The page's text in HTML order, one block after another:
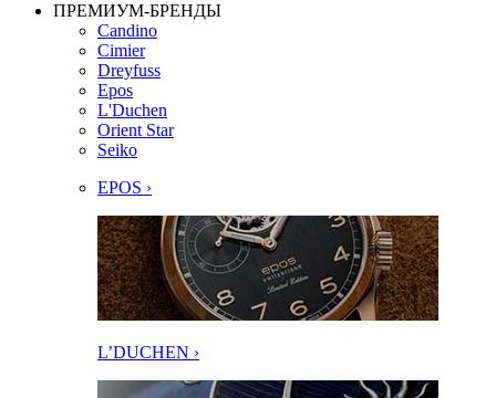
ПРЕМИУМ-БРЕНДЫ
Candino
Cimier
Dreyfuss
Epos
L'Duchen
Orient Star
Seiko
EPOS ›
L’DUCHEN ›